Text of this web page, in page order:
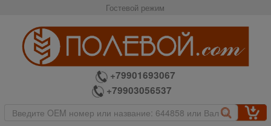
Гостевой режим
+79901693067
+79903056537